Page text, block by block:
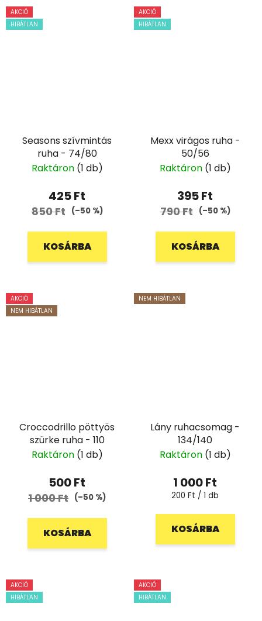
AKCIÓ
HIBÁTLAN
Seasons szívmintás
ruha - 74/80
Raktáron (1 db)
425 Ft
850 Ft (–50 %)
KOSÁRBA
AKCIÓ
HIBÁTLAN
Mexx virágos ruha -
50/56
Raktáron (1 db)
395 Ft
790 Ft (–50 %)
KOSÁRBA
AKCIÓ
NEM HIBÁTLAN
Croccodrillo pöttyös
szürke ruha - 110
Raktáron (1 db)
500 Ft
1 000 Ft (–50 %)
KOSÁRBA
NEM HIBÁTLAN
Lány ruhacsomag -
134/140
Raktáron (1 db)
1 000 Ft
Egységár:
200 Ft / 1 db
KOSÁRBA
AKCIÓ
HIBÁTLAN
AKCIÓ
HIBÁTLAN